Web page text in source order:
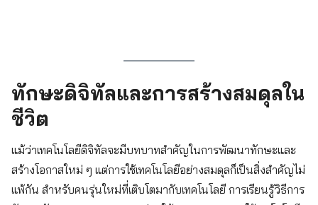
ทักษะดิจิทัลและการสร้างสมดุลใน
ชีวิต
แม้ว่าเทคโนโลยีดิจิทัลจะมีบทบาทสำคัญในการพัฒนาทักษะและ
สร้างโอกาสใหม่ ๆ แต่การใช้เทคโนโลยีอย่างสมดุลก็เป็นสิ่งสำคัญไม่
แพ้กัน สำหรับคนรุ่นใหม่ที่เติบโตมากับเทคโนโลยี การเรียนรู้วิธีการ